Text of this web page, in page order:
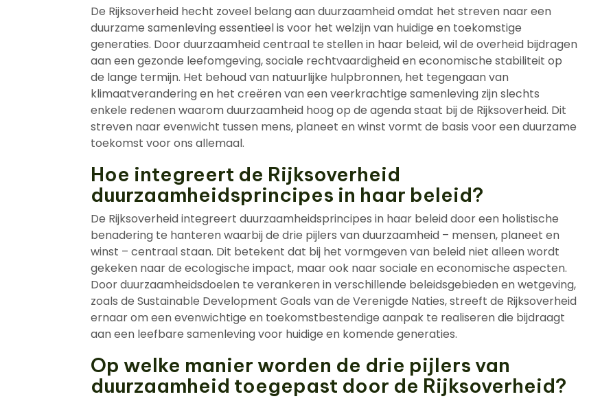
De Rijksoverheid hecht zoveel belang aan duurzaamheid omdat het streven naar een
duurzame samenleving essentieel is voor het welzijn van huidige en toekomstige
generaties. Door duurzaamheid centraal te stellen in haar beleid, wil de overheid bijdragen
aan een gezonde leefomgeving, sociale rechtvaardigheid en economische stabiliteit op
de lange termijn. Het behoud van natuurlijke hulpbronnen, het tegengaan van
klimaatverandering en het creëren van een veerkrachtige samenleving zijn slechts
enkele redenen waarom duurzaamheid hoog op de agenda staat bij de Rijksoverheid. Dit
streven naar evenwicht tussen mens, planeet en winst vormt de basis voor een duurzame
toekomst voor ons allemaal.
Hoe integreert de Rijksoverheid
duurzaamheidsprincipes in haar beleid?
De Rijksoverheid integreert duurzaamheidsprincipes in haar beleid door een holistische
benadering te hanteren waarbij de drie pijlers van duurzaamheid – mensen, planeet en
winst – centraal staan. Dit betekent dat bij het vormgeven van beleid niet alleen wordt
gekeken naar de ecologische impact, maar ook naar sociale en economische aspecten.
Door duurzaamheidsdoelen te verankeren in verschillende beleidsgebieden en wetgeving,
zoals de Sustainable Development Goals van de Verenigde Naties, streeft de Rijksoverheid
ernaar om een evenwichtige en toekomstbestendige aanpak te realiseren die bijdraagt
aan een leefbare samenleving voor huidige en komende generaties.
Op welke manier worden de drie pijlers van
duurzaamheid toegepast door de Rijksoverheid?